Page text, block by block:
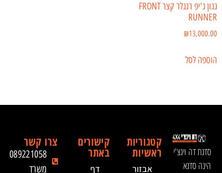
גגון ג'יפ רנגלר קצר FRONT
RUNNER
₪13,000.00
הוספה לסל
סדנת דה וינצ'י
הינה סדנא
קטגוריות
ראשיות
אבזור
קישורים
באתר
דף
צרו קשר
089221058
משרד